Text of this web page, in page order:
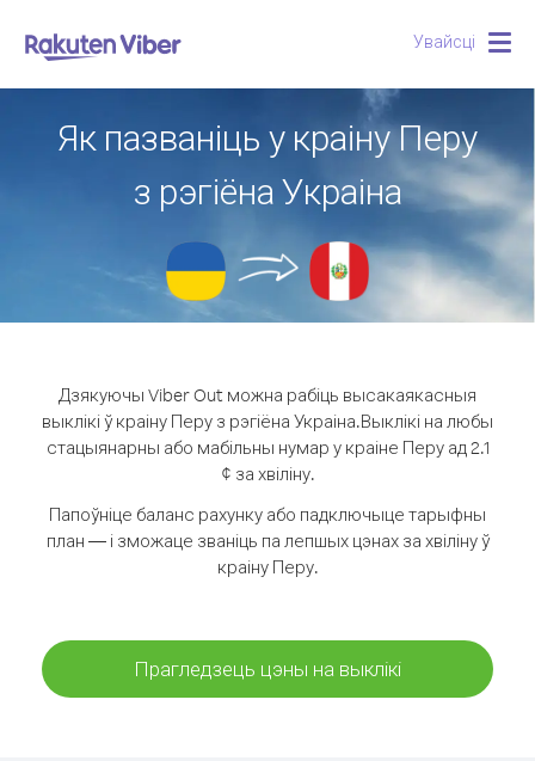
Увайсці
Як пазваніць у краіну Перу
з рэгіёна Украіна
Дзякуючы Viber Out можна рабіць высакаякасныя
выклікі ў краіну Перу з рэгіёна Украіна.Выклікі на любы
стацыянарны або мабільны нумар у краіне Перу ад 2.1
¢ за хвіліну.
Папоўніце баланс рахунку або падключыце тарыфны
план — і зможаце званіць па лепшых цэнах за хвіліну ў
краіну Перу.
Прагледзець цэны на выклікі